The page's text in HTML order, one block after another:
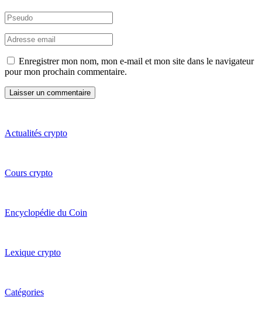
Enregistrer mon nom, mon e-mail et mon site dans le navigateur
pour mon prochain commentaire.
Actualités crypto
Cours crypto
Encyclopédie du Coin
Lexique crypto
Catégories